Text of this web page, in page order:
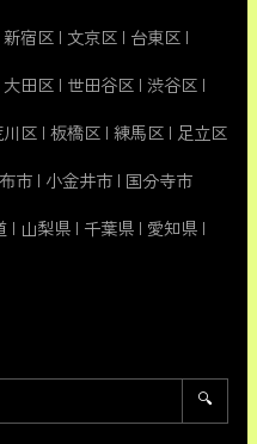
新宿区 | 文京区 | 台東区 |
大田区 | 世田谷区 | 渋谷区 |
川区 | 板橋区 | 練馬区 | 足立区
市 | 小金井市 | 国分寺市
| 山梨県 | 千葉県 | 愛知県 |
🔍